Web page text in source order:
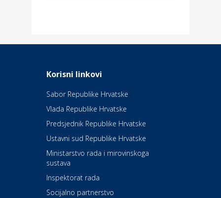
Daruvarske toplice – ljekovita
Kultura i edukacija
Kazalište Kerempuh
Kultura i edukacija
Kazalište ZKM
Auto-moto i tehnika
Korisni linkovi
Sabor Republike Hrvatske
Vlada Republike Hrvatske
Predsjednik Republike Hrvatske
Ustavni sud Republike Hrvatske
Ministarstvo rada i mirovinskoga
sustava
Inspektorat rada
Socijalno partnerstvo